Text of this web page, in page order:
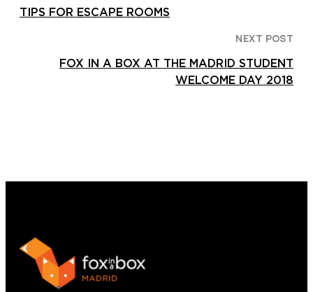
TIPS FOR ESCAPE ROOMS
NEXT POST
FOX IN A BOX AT THE MADRID STUDENT
WELCOME DAY 2018